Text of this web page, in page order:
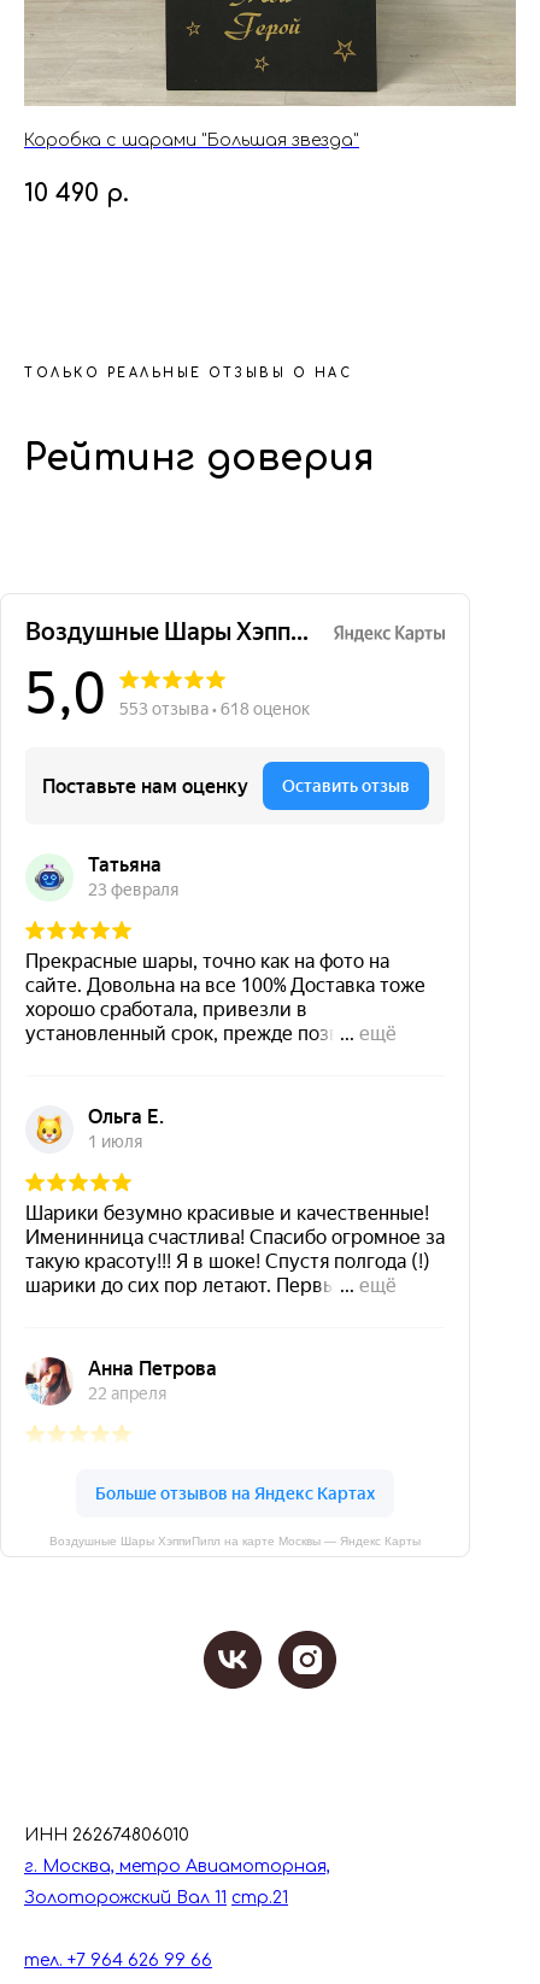
Коробка с шарами "Большая звезда"
10 490 р.
ТОЛЬКО РЕАЛЬНЫЕ ОТЗЫВЫ О НАС
Рейтинг доверия
Воздушные Шары ХэппиПипл на карте Москвы — Яндекс Карты
ИНН 262674806010
г. Москва, метро Авиамоторная,
Золоторожский Вал 11 стр.21
тел. +7 964 626 99 66